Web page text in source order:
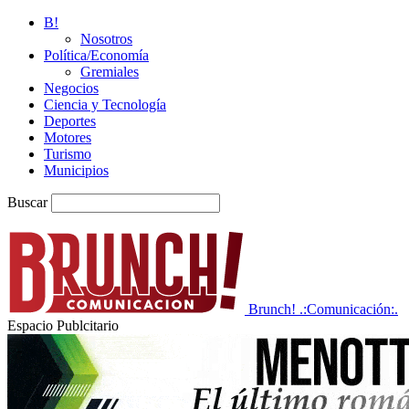
B!
Nosotros
Política/Economía
Gremiales
Negocios
Ciencia y Tecnología
Deportes
Motores
Turismo
Municipios
Buscar
Brunch! .:Comunicación:.
Espacio Publcitario